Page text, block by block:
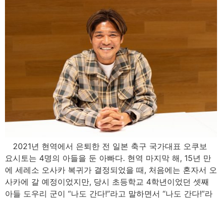
2021년 현역에서 은퇴한 전 일본 축구 국가대표 오쿠보
요시토는 4명의 아들을 둔 아빠다. 현역 마지막 해, 15년 만
에 세레소 오사카 복귀가 결정되었을 때, 처음에는 혼자서 오
사카에 갈 예정이었지만, 당시 초등학교 4학년이었던 셋째
아들 도우리 군이 “나도 간다!”라고 말하면서 “나도 간다!”라